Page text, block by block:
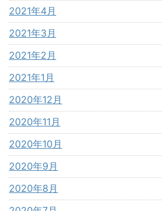
2021年4月
2021年3月
2021年2月
2021年1月
2020年12月
2020年11月
2020年10月
2020年9月
2020年8月